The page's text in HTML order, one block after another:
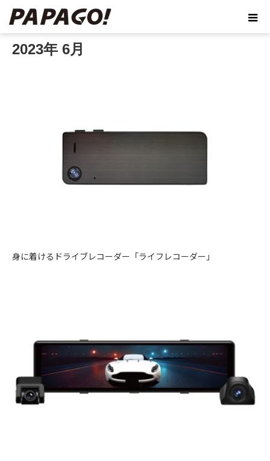
2023年 6月
2023年 6月
身に着けるドライブレコーダー「ライフレコーダー」